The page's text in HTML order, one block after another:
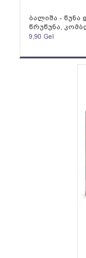
ბალიშა - წუნა
წრუწუნა,
9,90 Gel